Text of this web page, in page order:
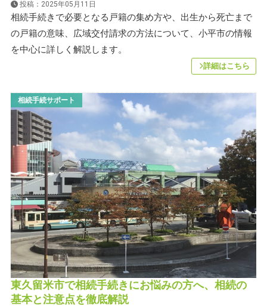
投稿：2025年05月11日
相続手続きで必要となる戸籍の集め方や、出生から死亡まで
の戸籍の意味、広域交付請求の方法について、小平市の情報
を中心に詳しく解説します。
詳細はこちら
相続手続サポート
東久留米市で相続手続きにお悩みの方へ、相続の
基本と注意点を徹底解説